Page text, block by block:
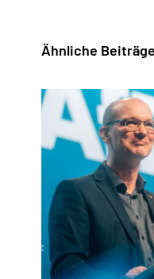
Ähnliche Beiträge